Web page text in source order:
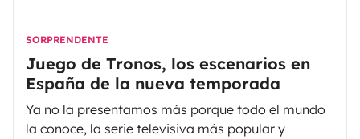
SORPRENDENTE
Juego de Tronos, los escenarios en
España de la nueva temporada
Ya no la presentamos más porque todo el mundo
la conoce, la serie televisiva más popular y